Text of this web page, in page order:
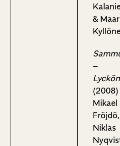
&
–
(2008)
Mikael
Fröjdö,
Niklas